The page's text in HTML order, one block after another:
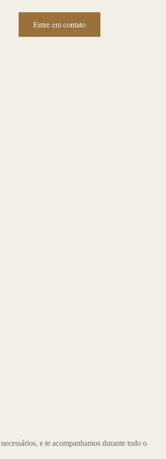
Entre em contato
e te acompanhamos durante todo o